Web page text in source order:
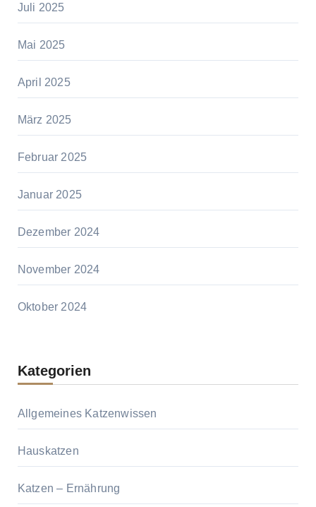
Juli 2025
Mai 2025
April 2025
März 2025
Februar 2025
Januar 2025
Dezember 2024
November 2024
Oktober 2024
Kategorien
Allgemeines Katzenwissen
Hauskatzen
Katzen – Ernährung